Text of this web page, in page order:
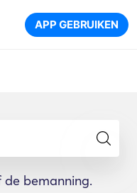
APP GEBRUIKEN
de bemanning.